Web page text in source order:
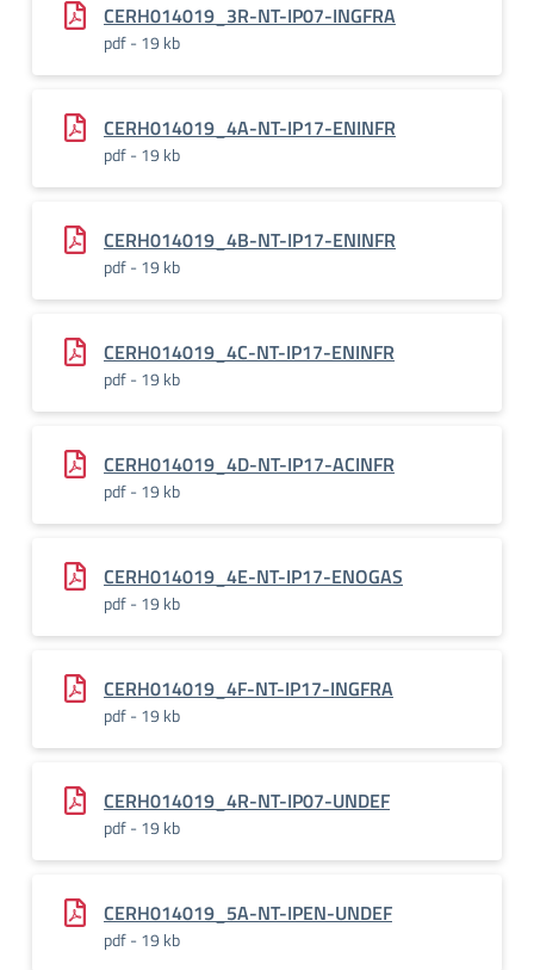
CERH014019_3R-NT-IP07-INGFRA
pdf - 19 kb
CERH014019_4A-NT-IP17-ENINFR
pdf - 19 kb
CERH014019_4B-NT-IP17-ENINFR
pdf - 19 kb
CERH014019_4C-NT-IP17-ENINFR
pdf - 19 kb
CERH014019_4D-NT-IP17-ACINFR
pdf - 19 kb
CERH014019_4E-NT-IP17-ENOGAS
pdf - 19 kb
CERH014019_4F-NT-IP17-INGFRA
pdf - 19 kb
CERH014019_4R-NT-IP07-UNDEF
pdf - 19 kb
CERH014019_5A-NT-IPEN-UNDEF
pdf - 19 kb